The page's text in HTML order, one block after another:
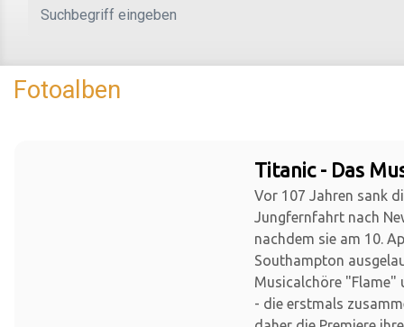
Fotoalben
Titanic - Das
Vor 107 Jahren sank
Jungfernfahrt nach
nachdem sie am 10.
Southampton
Musicalchöre "Flame"
- die erstmals